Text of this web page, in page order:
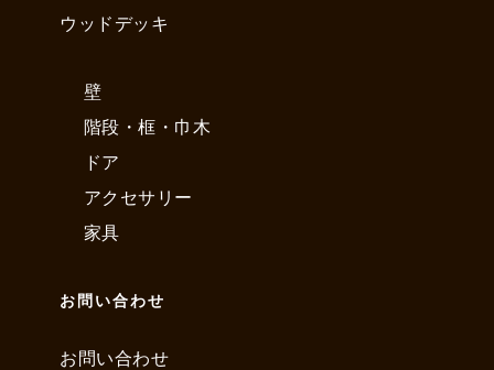
ウッドデッキ
壁
階段・框・巾木
ドア
アクセサリー
家具
お問い合わせ
お問い合わせ